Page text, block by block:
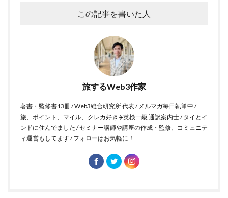
この記事を書いた人
旅するWeb3作家
著書・監修書13冊 / Web3総合研究所 代表 / メルマガ毎日執筆中 /
旅、ポイント、マイル、クレカ好き✈️英検一級 通訳案内士 / タイとイ
ンドに住んでました / セミナー講師や講座の作成・監修、コミュニテ
ィ運営もしてます / フォローはお気軽に！